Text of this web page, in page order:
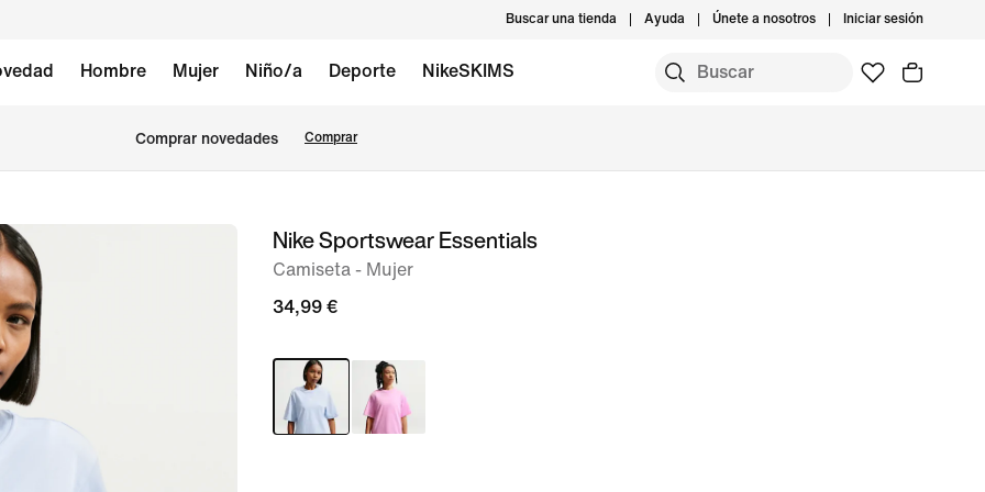
Buscar una tienda Ayuda Únete a nosotros Iniciar sesión
Hombre Mujer Niño/a Deporte NikeSKIMS
Comprar novedades Comprar
ImagenNike Sportswear Essentials
Camiseta - Mujer
34,99 €